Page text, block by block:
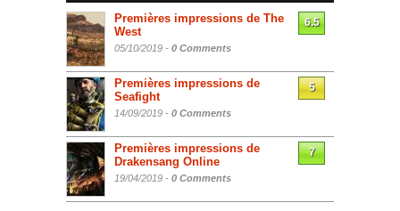
Premières impressions de The
West
05/10/2019 - 0 Comments
6.5
Premières impressions de
Seafight
14/09/2019 - 0 Comments
5
Premières impressions de
Drakensang Online
19/04/2019 - 0 Comments
7